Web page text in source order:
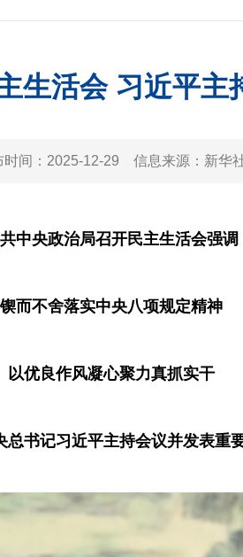
生活会 习近平主
间： 2025-12-29 信息来源： 新华
中央政治局召开民主生活会强调
锲而不舍落实中央八项规定精神
以优良作风凝心聚力真抓实干
总书记习近平主持会议并发表重